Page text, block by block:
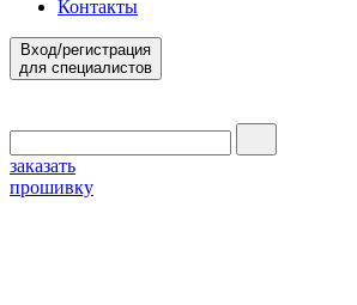
Контакты
Вход/регистрация
для специалистов
заказать
прошивку